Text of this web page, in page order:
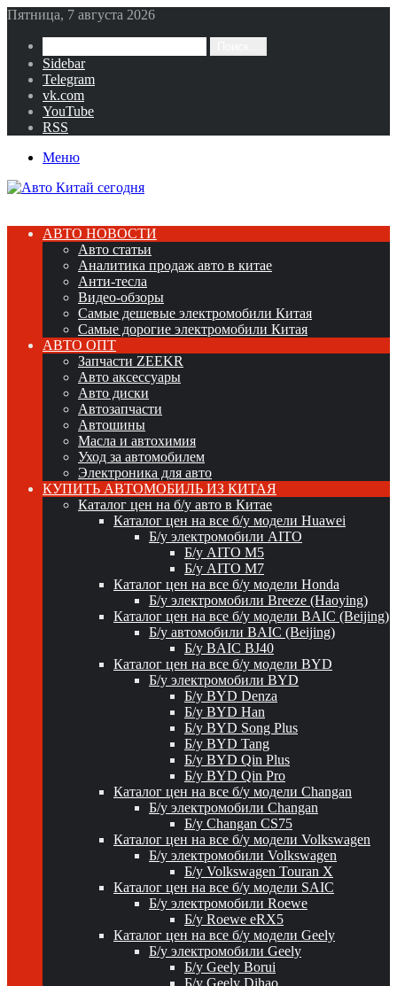
Пятница, 7 августа 2026
Sidebar
Telegram
vk.com
YouTube
RSS
Меню
АВТО НОВОСТИ
Авто статьи
Аналитика продаж авто в китае
Анти-тесла
Видео-обзоры
Самые дешевые электромобили Китая
Самые дорогие электромобили Китая
АВТО ОПТ
Запчасти ZEEKR
Авто аксессуары
Авто диски
Автозапчасти
Автошины
Масла и автохимия
Уход за автомобилем
Электроника для авто
КУПИТЬ АВТОМОБИЛЬ ИЗ КИТАЯ
Каталог цен на б/у авто в Китае
Каталог цен на все б/у модели Huawei
Б/у электромобили AITO
Б/у AITO M5
Б/у AITO M7
Каталог цен на все б/у модели Honda
Б/у электромобили Breeze (Haoying)
Каталог цен на все б/у модели BAIC (Beijing)
Б/у автомобили BAIC (Beijing)
Б/у BAIC BJ40
Каталог цен на все б/у модели BYD
Б/у электромобили BYD
Б/у BYD Denza
Б/у BYD Han
Б/у BYD Song Plus
Б/у BYD Tang
Б/у BYD Qin Plus
Б/у BYD Qin Pro
Каталог цен на все б/у модели Changan
Б/у электромобили Changan
Б/у Changan CS75
Каталог цен на все б/у модели Volkswagen
Б/у электромобили Volkswagen
Б/у Volkswagen Touran X
Каталог цен на все б/у модели SAIC
Б/у электромобили Roewe
Б/у Roewe eRX5
Каталог цен на все б/у модели Geely
Б/у электромобили Geely
Б/у Geely Borui
Б/у Geely Dihao